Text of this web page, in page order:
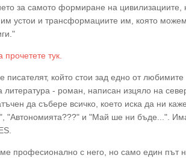
за самото формиране на цивилизациите,
устои и трансформациите им, която
тук.
писателят, който стои зад едно от
литература - роман, написан изцяло на
да събере всичко, което иска да ни
"Автономията???" и "Май ше ни бъде...".
професионално с него, но само един път